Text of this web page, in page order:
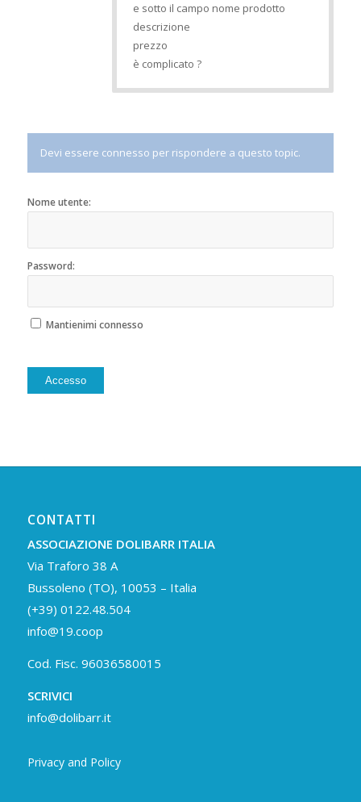
e sotto il campo nome prodotto
descrizione
prezzo
è complicato ?
Devi essere connesso per rispondere a questo topic.
Nome utente:
Password:
Mantienimi connesso
Accesso
CONTATTI
ASSOCIAZIONE DOLIBARR ITALIA
Via Traforo 38 A
Bussoleno (TO), 10053 – Italia
(+39) 0122.48.504
info@19.coop
Cod. Fisc. 96036580015
SCRIVICI
info@dolibarr.it
Privacy and Policy